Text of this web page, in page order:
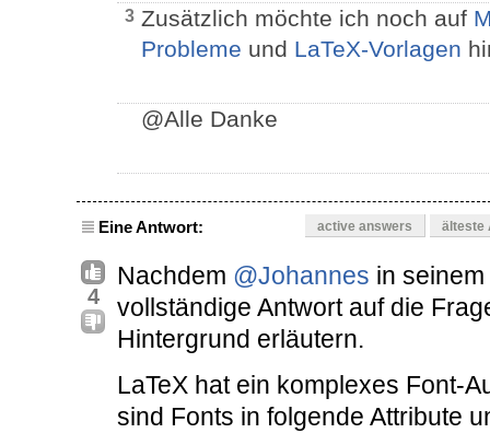
3 Zusätzlich möchte ich noch auf
Probleme und LaTeX-Vorlagen
@Alle Danke
Eine Antwort: active answers älteste
4
Nachdem @Johannes in
vollständige Antwort auf die
Hintergrund erläutern.
LaTeX hat ein komplexes Font-
sind Fonts in folgende Attribute